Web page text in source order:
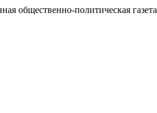
общественно-политическая газета